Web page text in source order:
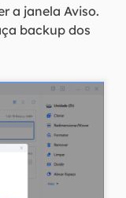
a janela Aviso.
backup dos